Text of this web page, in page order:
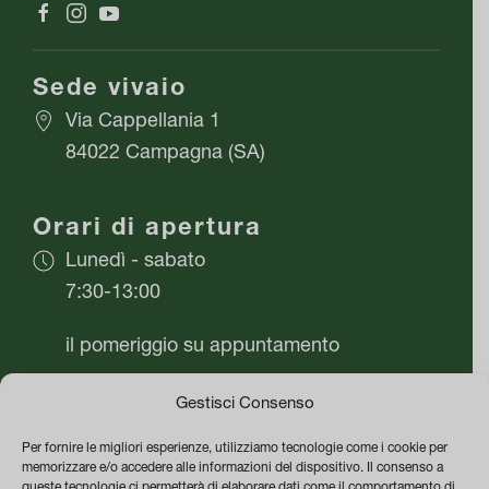
Gestisci Consenso
Per fornire le migliori esperienze, utilizziamo tecnologie come i cookie per
memorizzare e/o accedere alle informazioni del dispositivo. Il consenso a
prodotto
Sede vivaio
Via Cappellania 1
84022 Campagna (SA)
Orari di apertura
Lunedì - sabato
7:30-13:00
il pomeriggio su appuntamento
Azienda